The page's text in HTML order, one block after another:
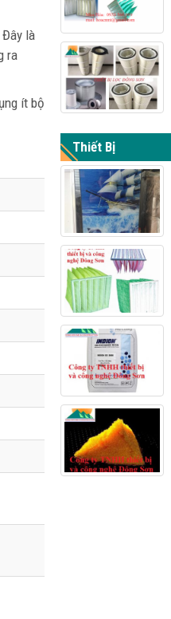
là
ra
ít bộ
Thiết Bị